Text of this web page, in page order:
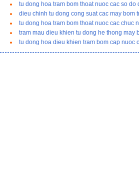
tu dong hoa tram bom thoat nuoc cac so
dieu chinh tu dong cong suat cac may bom
tu dong hoa tram bom thoat nuoc cac chuc
tram mau dieu khien tu dong he thong may
tu dong hoa dieu khien tram bom cap nuoc